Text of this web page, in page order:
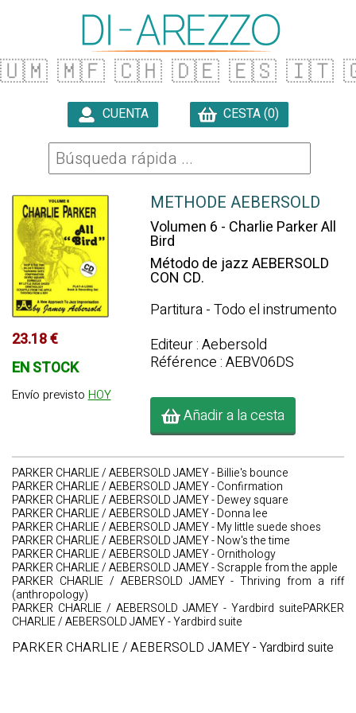
🇺🇲 🇲🇫 🇨🇭 🇩🇪 🇪🇸 🇮🇹
CUENTA CESTA (0)
23.18 €
EN STOCK
Envío previsto HOY
METHODE AEBERSOLD
Volumen 6 - Charlie Parker All
Bird
Método de jazz AEBERSOLD
CON CD.
Partitura - Todo el instrumento
Editeur : Aebersold
Référence : AEBV06DS
Añadir a la cesta
PARKER CHARLIE / AEBERSOLD JAMEY - Billie's bounce
PARKER CHARLIE / AEBERSOLD JAMEY - Confirmation
PARKER CHARLIE / AEBERSOLD JAMEY - Dewey square
PARKER CHARLIE / AEBERSOLD JAMEY - Donna lee
PARKER CHARLIE / AEBERSOLD JAMEY - My little suede shoes
PARKER CHARLIE / AEBERSOLD JAMEY - Now's the time
PARKER CHARLIE / AEBERSOLD JAMEY - Ornithology
PARKER CHARLIE / AEBERSOLD JAMEY - Scrapple from the apple
PARKER CHARLIE / AEBERSOLD JAMEY - Thriving from a riff
(anthropology)
PARKER CHARLIE / AEBERSOLD JAMEY - Yardbird suitePARKER
CHARLIE / AEBERSOLD JAMEY - Yardbird suite
PARKER CHARLIE / AEBERSOLD JAMEY - Yardbird suite